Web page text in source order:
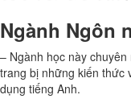
Ngành Ngôn
– Ngành học này
trang bị những kiến thức
dụng tiếng Anh.